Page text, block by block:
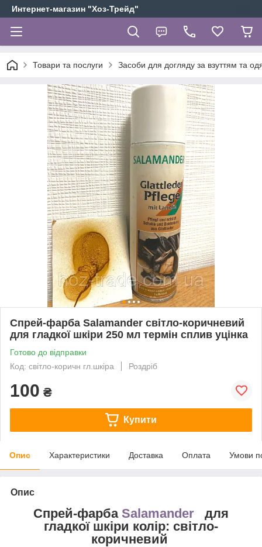
Интернет-магазин "Хоз-Трейд"
Товари та послуги Засоби для догляду за взуттям та
Спрей-фарба Salamander світло-коричневий
для гладкої шкіри 250 мл термін сплив уцінка
Готово до відправки
Код: світло-коричн гл.шкіра
Роздріб
100 ₴
Купити
Опис Характеристики Доставка Оплата Умови
Опис
Спрей-фарба Salamander
для
гладкої шкіри колір: світло-
коричневий